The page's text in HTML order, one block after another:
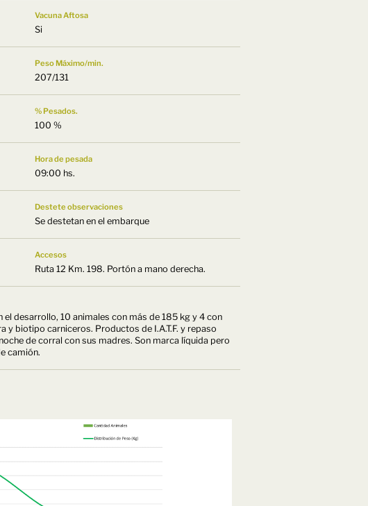
Vacuna Aftosa
Si
Peso Máximo/min.
207/131
% Pesados.
100 %
Hora de pesada
09:00 hs.
Destete observaciones
Se destetan en el embarque
Accesos
Ruta 12 Km. 198. Portón a mano derecha.
el desarrollo, 10 animales con más de 185 kg y 4 con
y biotipo carniceros. Productos de I.A.T.F. y repaso
de corral con sus madres. Son marca líquida pero
camión.